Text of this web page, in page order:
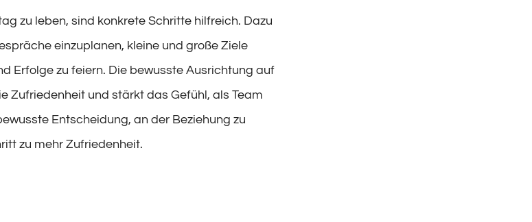
zu leben, sind konkrete Schritte hilfreich. Dazu
einzuplanen, kleine und große Ziele
Erfolge zu feiern. Die bewusste Ausrichtung auf
Zufriedenheit und stärkt das Gefühl, als Team
Entscheidung, an der Beziehung zu
zu mehr Zufriedenheit.